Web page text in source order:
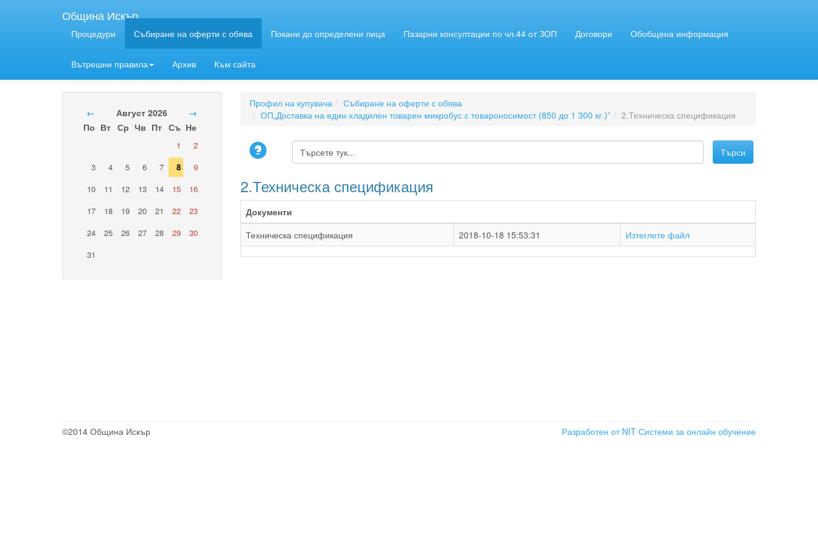
Община Искър
Процедури Събиране на оферти с обява Покани до определени лица Пазарни консултации по чл.44 от ЗОП Договори Обобщена информация
Вътрешни правила Архив Към сайта
← Август 2026
→
По Вт Ср Чв Пт Съ Не
1
2
3
4 5 6 7 8
9
10
11 12 13 14 15
16
17
18 19 20 21 22
23
24
25 26 27 28 29
30
31
Профил на купувача
Събиране на оферти с обява
ОП„Доставка на един хладилен товарен микробус с товароносимост (850 до 1 300 кг.)”
2.Техническа спецификация
2.Техническа спецификация
Документи
Техническа спецификация
2018-10-18 15:53:31 Изтеглете файл
©2014 Община Искър Разработен от NIT Системи за онлайн обучение